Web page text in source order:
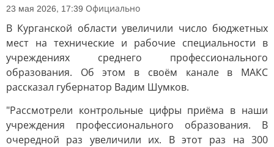
23 мая 2026, 17:39 Официально
В Курганской области увеличили число бюджетных
мест на технические и рабочие специальности в
учреждениях среднего профессионального
образования. Об этом в своём канале в МАКС
рассказал губернатор Вадим Шумков.
"Рассмотрели контрольные цифры приёма в наши
учреждения профессионального образования. В
очередной раз увеличили их. В этот раз на 300